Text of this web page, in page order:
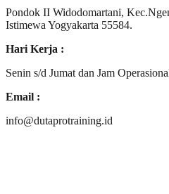
Pondok II Widodomartani,
Istimewa Yogyakarta 55584.
Hari Kerja :
Senin s/d Jumat dan Jam
Email :
info@dutaprotraining.id